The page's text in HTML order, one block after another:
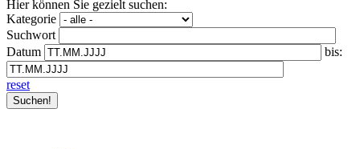
Hier können Sie gezielt suchen:
Kategorie
Suchwort
Datum
bis:
reset